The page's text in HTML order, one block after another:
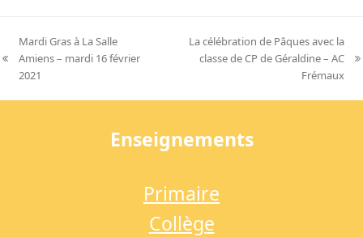
previous
post:
Mardi Gras à La Salle
Amiens – mardi 16 février
2021
La célébration de Pâques avec la
classe de CP de Géraldine – AC
Frémaux
Enseignements
Primaire
Collège